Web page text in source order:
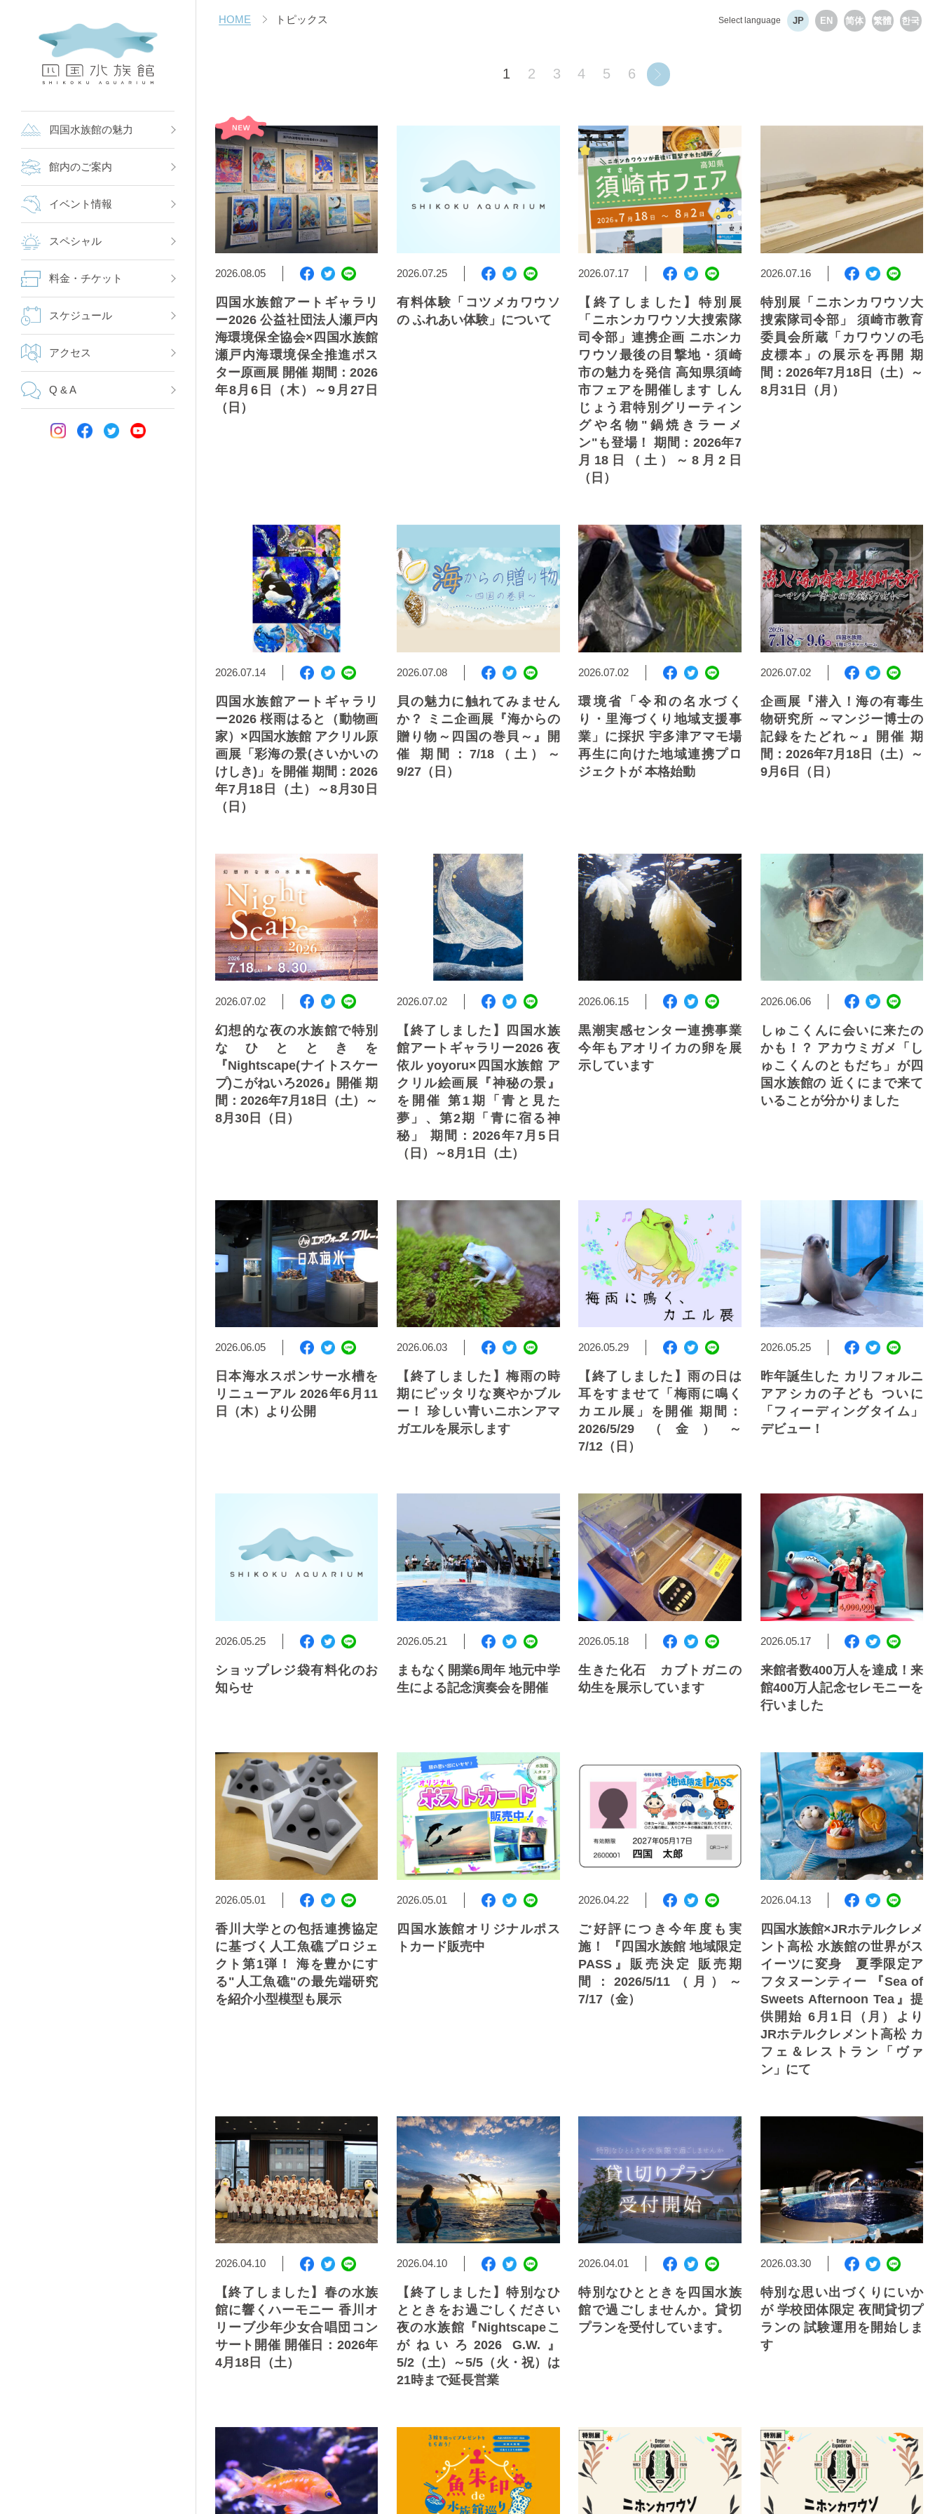
Select language JP EN 简体 繁體 한국
四国水族館の魅力
館内のご案内
イベント情報
スペシャル
料金・チケット
スケジュール
アクセス
Q & A
HOME トピックス
1 2 3 4 5 6
2026.08.05
四国水族館アートギャラリ
ー2026 公益社団法人瀬戸内
海環境保全協会×四国水族館
瀬戸内海環境保全推進ポス
ター原画展 開催 期間：2026
年8月6日（木）～9月27日
（日）
2026.07.25
有料体験「コツメカワウソ
の ふれあい体験」について
2026.07.17
【終了しました】特別展
「ニホンカワウソ大捜索隊
司令部」連携企画 ニホンカ
ワウソ最後の目撃地・須崎
市の魅力を発信 高知県須崎
市フェアを開催します しん
じょう君特別グリーティン
グや名物"鍋焼きラーメ
ン"も登場！ 期間：2026年7
月18日（土）～8月2日
（日）
2026.07.16
特別展「ニホンカワウソ大
捜索隊司令部」 須崎市教育
委員会所蔵「カワウソの毛
皮標本」の展示を再開 期
間：2026年7月18日（土）～
8月31日（月）
2026.07.14
四国水族館アートギャラリ
ー2026 桜雨はると（動物画
家）×四国水族館 アクリル原
画展「彩海の景(さいかいの
けしき)」を開催 期間：2026
年7月18日（土）～8月30日
（日）
2026.07.08
貝の魅力に触れてみません
か？ ミニ企画展『海からの
贈り物～四国の巻貝～』開
催 期間：7/18（土）～
9/27（日）
2026.07.02
環境省「令和の名水づく
り・里海づくり地域支援事
業」に採択 宇多津アマモ場
再生に向けた地域連携プロ
ジェクトが 本格始動
2026.07.02
企画展『潜入！海の有毒生
物研究所 ～マンジー博士の
記録をたどれ～』開催 期
間：2026年7月18日（土）～
9月6日（日）
2026.07.02
幻想的な夜の水族館で特別
なひとときを
『Nightscape(ナイトスケー
プ)こがねいろ2026』開催 期
間：2026年7月18日（土）～
8月30日（日）
2026.07.02
【終了しました】四国水族
館アートギャラリー2026 夜
依ル yoyoru×四国水族館 ア
クリル絵画展『神秘の景』
を開催 第1期「青と見た
夢」、第2期「青に宿る神
秘」 期間：2026年7月5日
（日）～8月1日（土）
2026.06.15
黒潮実感センター連携事業
今年もアオリイカの卵を展
示しています
2026.06.06
しゅこくんに会いに来たの
かも！？ アカウミガメ「し
ゅこくんのともだち」が四
国水族館の 近くにまで来て
いることが分かりました
2026.06.05
日本海水スポンサー水槽を
リニューアル 2026年6月11
日（木）より公開
2026.06.03
【終了しました】梅雨の時
期にピッタリな爽やかブル
ー！ 珍しい青いニホンアマ
ガエルを展示します
2026.05.29
【終了しました】雨の日は
耳をすませて「梅雨に鳴く
カエル展」を開催 期間：
2026/5/29（金）～
7/12（日）
2026.05.25
昨年誕生した カリフォルニ
アアシカの子ども ついに
「フィーディングタイム」
デビュー！
2026.05.25
ショップレジ袋有料化のお
知らせ
2026.05.21
まもなく開業6周年 地元中学
生による記念演奏会を開催
2026.05.18
生きた化石 カブトガニの
幼生を展示しています
2026.05.17
来館者数400万人を達成！来
館400万人記念セレモニーを
行いました
2026.05.01
香川大学との包括連携協定
に基づく人工魚礁プロジェ
クト第1弾！ 海を豊かにす
る"人工魚礁"の最先端研究
を紹介小型模型も展示
2026.05.01
四国水族館オリジナルポス
トカード販売中
2026.04.22
ご好評につき今年度も実
施！ 『四国水族館 地域限定
PASS』販売決定 販売期
間：2026/5/11（月）～
7/17（金）
2026.04.13
四国水族館×JRホテルクレメ
ント高松 水族館の世界がス
イーツに変身 夏季限定ア
フタヌーンティー 『Sea of
Sweets Afternoon Tea』提
供開始 6月1日（月）より
JRホテルクレメント高松 カ
フェ＆レストラン「ヴァ
ン」にて
2026.04.10
【終了しました】春の水族
館に響くハーモニー 香川オ
リーブ少年少女合唱団コン
サート開催 開催日：2026年
4月18日（土）
2026.04.10
【終了しました】特別なひ
とときをお過ごしください
夜の水族館『Nightscapeこ
がねいろ2026 G.W.』
5/2（土）～5/5（火・祝）は
21時まで延長営業
2026.04.01
特別なひとときを四国水族
館で過ごしませんか。貸切
プランを受付しています。
2026.03.30
特別な思い出づくりにいか
が 学校団体限定 夜間貸切プ
ランの 試験運用を開始しま
す